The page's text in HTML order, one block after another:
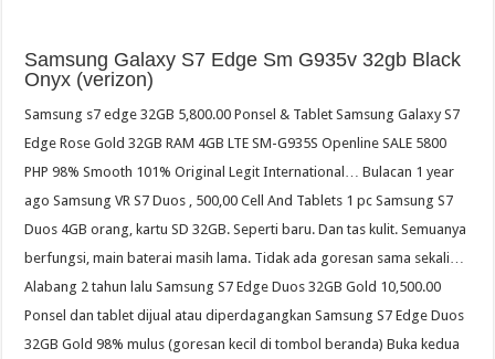
Samsung Galaxy S7 Edge Sm G935v 32gb Black
Onyx (verizon)
Samsung s7 edge 32GB 5,800.00 Ponsel & Tablet Samsung Galaxy S7
Edge Rose Gold 32GB RAM 4GB LTE SM-G935S Openline SALE 5800
PHP 98% Smooth 101% Original Legit International… Bulacan 1 year
ago Samsung VR S7 Duos , 500,00 Cell And Tablets 1 pc Samsung S7
Duos 4GB orang, kartu SD 32GB. Seperti baru. Dan tas kulit. Semuanya
berfungsi, main baterai masih lama. Tidak ada goresan sama sekali…
Alabang 2 tahun lalu Samsung S7 Edge Duos 32GB Gold 10,500.00
Ponsel dan tablet dijual atau diperdagangkan Samsung S7 Edge Duos
32GB Gold 98% mulus (goresan kecil di tombol beranda) Buka kedua